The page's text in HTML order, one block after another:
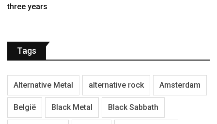
three years
Tags
Alternative Metal alternative rock Amsterdam
België Black Metal Black Sabbath